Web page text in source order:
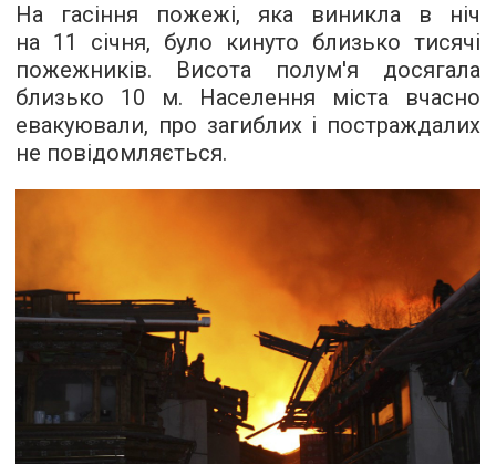
На гасіння пожежі, яка виникла в ніч
на 11 січня, було кинуто близько тисячі
пожежників. Висота полум'я досягала
близько 10 м. Населення міста вчасно
евакуювали, про загиблих і постраждалих
не повідомляється.